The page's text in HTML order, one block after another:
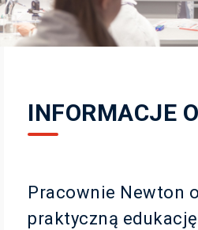
INFORMACJE
Pracownie Newton
praktyczną